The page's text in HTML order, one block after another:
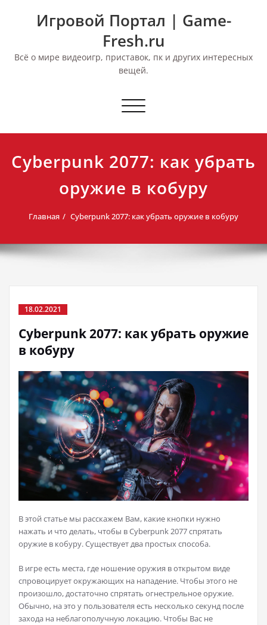
Игровой Портал | Game-
Fresh.ru
Всё о мире видеоигр, приставок, пк и других интересных
вещей.
Переключить
Cyberpunk 2077: как убрать
оружие в кобуру
Главная Cyberpunk 2077: как убрать оружие в кобуру
18.02.2021
Cyberpunk 2077: как убрать оружие
в кобуру
В этой статье мы расскажем Вам, какие кнопки нужно
нажать и что делать, чтобы в Cyberpunk 2077 спрятать
оружие в кобуру. Существует два простых способа.
В игре есть места, где ношение оружия в открытом виде
спровоцирует окружающих на нападение. Чтобы этого не
произошло, достаточно спрятать огнестрельное оружие.
Обычно, на это у пользователя есть несколько секунд после
захода на неблагополучную локацию. Чтобы Вас не